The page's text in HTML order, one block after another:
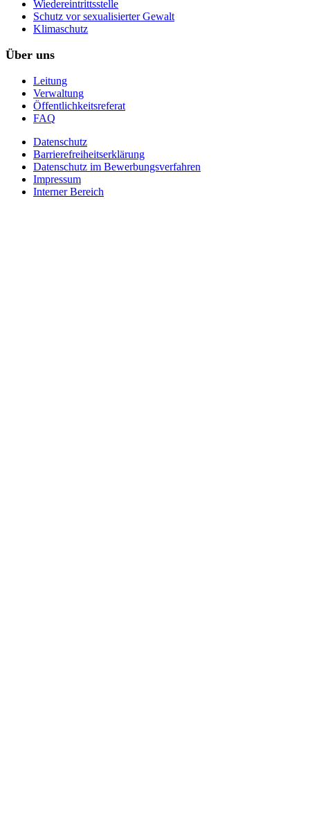
Wiedereintrittsstelle
Schutz vor sexualisierter Gewalt
Klimaschutz
Über uns
Leitung
Verwaltung
Öffentlichkeitsreferat
FAQ
Datenschutz
Barrierefreiheitserklärung
Datenschutz im Bewerbungsverfahren
Impressum
Interner Bereich